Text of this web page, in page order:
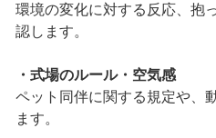
環境の変化に対する反応、抱
認します。
・式場のルール・空気感
ペット同伴に関する規定や、
ます。